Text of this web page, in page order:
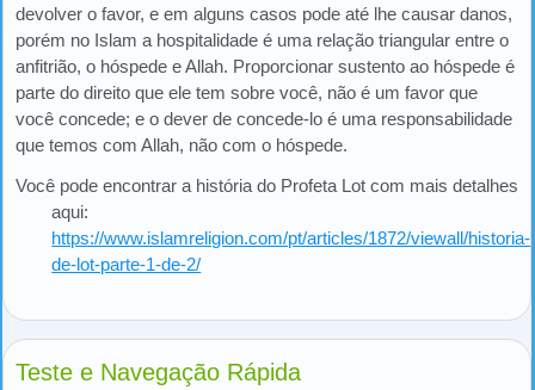
devolver o favor, e em alguns casos pode até lhe causar danos,
porém no Islam a hospitalidade é uma relação triangular entre o
anfitrião, o hóspede e Allah. Proporcionar sustento ao hóspede é
parte do direito que ele tem sobre você, não é um favor que
você concede; e o dever de concede-lo é uma responsabilidade
que temos com Allah, não com o hóspede.
Você pode encontrar a história do Profeta Lot com mais detalhes
aqui:
https://www.islamreligion.com/pt/articles/1872/viewall/historia-
de-lot-parte-1-de-2/
Teste e Navegação Rápida